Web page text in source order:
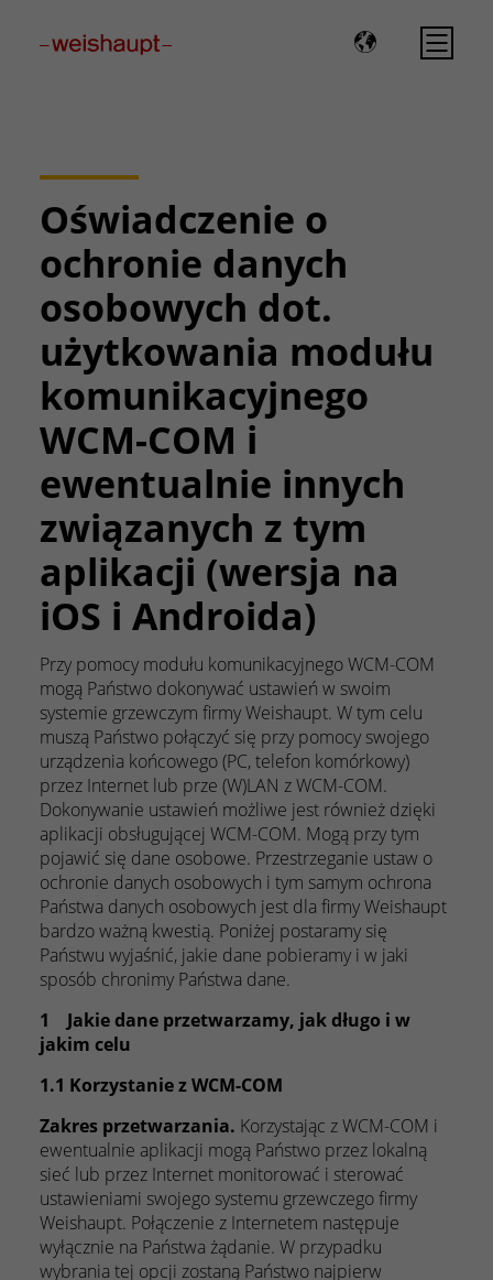
Oświadczenie o
ochronie danych
osobowych dot.
użytkowania modułu
komunikacyjnego
WCM-COM i
ewentualnie innych
związanych z tym
aplikacji (wersja na
iOS i Androida)
Przy pomocy modułu komunikacyjnego WCM-COM
mogą Państwo dokonywać ustawień w swoim
systemie grzewczym firmy Weishaupt. W tym celu
muszą Państwo połączyć się przy pomocy swojego
urządzenia końcowego (PC, telefon komórkowy)
przez Internet lub prze (W)LAN z WCM-COM.
Dokonywanie ustawień możliwe jest również dzięki
aplikacji obsługującej WCM-COM. Mogą przy tym
pojawić się dane osobowe. Przestrzeganie ustaw o
ochronie danych osobowych i tym samym ochrona
Państwa danych osobowych jest dla firmy Weishaupt
bardzo ważną kwestią. Poniżej postaramy się
Państwu wyjaśnić, jakie dane pobieramy i w jaki
sposób chronimy Państwa dane.
1 Jakie dane przetwarzamy, jak długo i w
jakim celu
1.1 Korzystanie z WCM-COM
Zakres przetwarzania. Korzystając z WCM-COM i
ewentualnie aplikacji mogą Państwo przez lokalną
sieć lub przez Internet monitorować i sterować
ustawieniami swojego systemu grzewczego firmy
Weishaupt. Połączenie z Internetem następuje
wyłącznie na Państwa żądanie. W przypadku
wybrania tej opcji zostaną Państwo najpierw